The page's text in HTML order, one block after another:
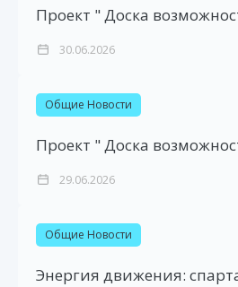
Проект " Доска
30.06.2026
Общие Новости
Проект " Доска
29.06.2026
Общие Новости
Энергия движения: